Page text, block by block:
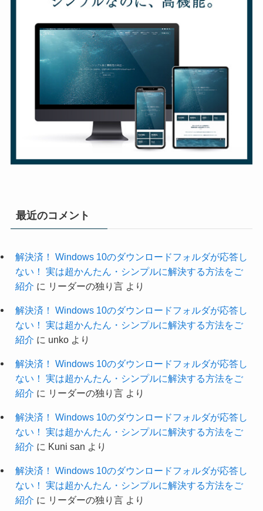
最近のコメント
解決済！ Windows 10のダウンロードフォルダが応答し
ない！ 実は超かんたん・シンプルに解決する方法をご
紹介 に リーダーの独り言より
解決済！ Windows 10のダウンロードフォルダが応答し
ない！ 実は超かんたん・シンプルに解決する方法をご
紹介 に unkoより
解決済！ Windows 10のダウンロードフォルダが応答し
ない！ 実は超かんたん・シンプルに解決する方法をご
紹介 に リーダーの独り言より
解決済！ Windows 10のダウンロードフォルダが応答し
ない！ 実は超かんたん・シンプルに解決する方法をご
紹介 に Kuni san より
解決済！ Windows 10のダウンロードフォルダが応答し
ない！ 実は超かんたん・シンプルに解決する方法をご
紹介 に リーダーの独り言より